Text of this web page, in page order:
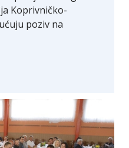
Koprivničko-
poziv na